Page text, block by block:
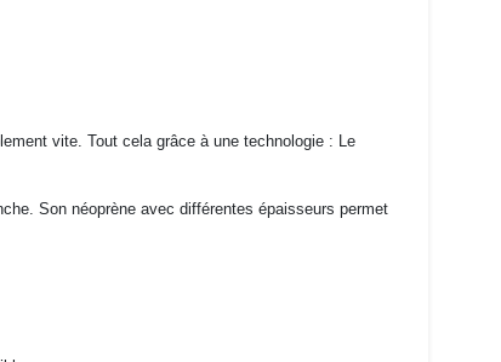
vite. Tout cela grâce à une technologie : Le
Son néoprène avec différentes épaisseurs permet